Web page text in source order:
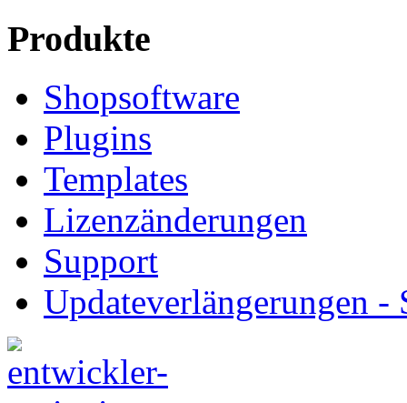
Produkte
Shopsoftware
Plugins
Templates
Lizenzänderungen
Support
Updateverlängerungen -